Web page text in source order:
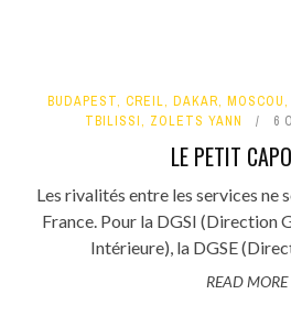
BUDAPEST, CREIL, DAKAR, MOSCOU,
TBILISSI, ZOLETS YANN 6
LE PETIT
Les rivalités entre les services ne
France. Pour la DGSI (Direction
Intérieure), la DGSE
READ MORE